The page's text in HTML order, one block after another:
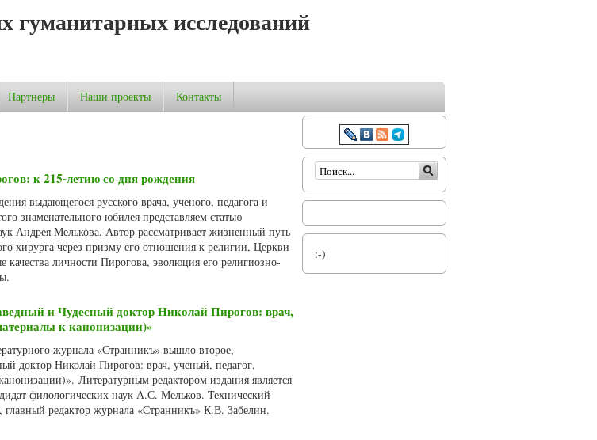
гуманитарных исследований
Партнеры Наши проекты Контакты
к 215-летию со дня рождения
выдающегося русского врача, ученого, педагога и
знаменательного юбилея представляем статью
Андрея Мелькова. Автор рассматривает жизненный путь
хирурга через призму его отношения к религии, Церкви
личности Пирогова, эволюция его религиозно-
и Чудесный доктор Николай Пирогов: врач,
к канонизации)»
журнала «Странникъ» вышло второе,
доктор Николай Пирогов: врач, ученый, педагог,
Литературным редактором издания является
филологических наук А.С. Мельков. Технический
редактор журнала «Странникъ» К.В. Забелин.
Форма поиска
:-)